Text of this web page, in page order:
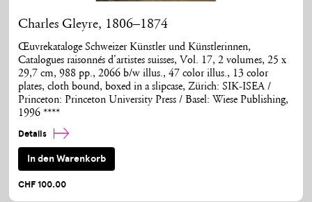
Charles Gleyre, 1806–1874
Œuvrekataloge Schweizer Künstler und Künstlerinnen,
Catalogues raisonnés d'artistes suisses, Vol. 17, 2 volumes, 25 x
29,7 cm, 988 pp., 2066 b/w illus., 47 color illus., 13 color
plates, cloth bound, boxed in a slipcase, Zürich: SIK-ISEA /
Princeton: Princeton University Press / Basel: Wiese Publishing,
1996 ****
Details
In den Warenkorb
CHF 100.00